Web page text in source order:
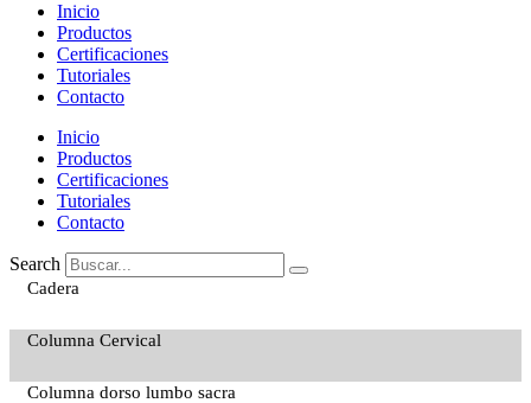
Inicio
Productos
Certificaciones
Tutoriales
Contacto
Inicio
Productos
Certificaciones
Tutoriales
Contacto
Search
Cadera
Columna Cervical
Columna dorso lumbo sacra